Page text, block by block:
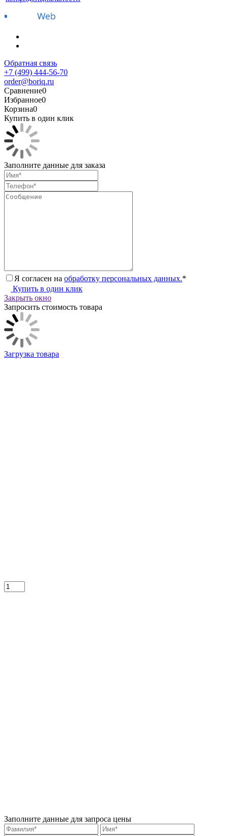
Обратная связь
+7 (499) 444-56-70
order@boriq.ru
Сравнение0
Избранное0
Корзина0
Купить в один клик
Заполните данные для заказа
Я согласен на обработку персональных данных.*
Купить в один клик
Закрыть окно
Запросить стоимость товара
Загрузка товара
Заполните данные для запроса цены